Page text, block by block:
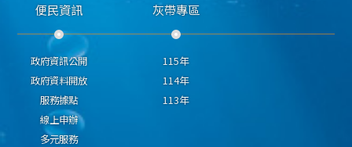
便民資訊
政府資訊公開
政府資料開放
服務據點
線上申辦
多元服務
灰帶專區
115年
114年
113年